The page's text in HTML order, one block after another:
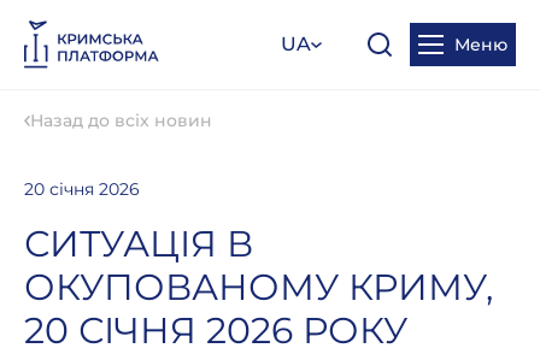
UA Меню
Назад до всіх новин
20 січня 2026
СИТУАЦІЯ В
ОКУПОВАНОМУ КРИМУ,
20 СІЧНЯ 2026 РОКУ